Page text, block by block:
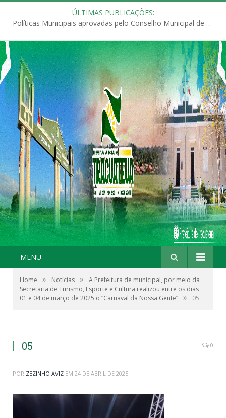
ÚLTIMAS PUBLICAÇÕES:
Políticas Municipais aprovadas pelo Conselho Municipal de Educação (CME)
MENU
Home » Notícias »
A Prefeitura de municipal, por meio da
Secretaria de Turismo, Esporte e Cultura realizou entre os dias
01 e 04 de março de 2025 o “Carnaval da Nossa Gente” » 05
05 0
POR ZEZINHO AVIZ EM 24 DE ABRIL DE 2025